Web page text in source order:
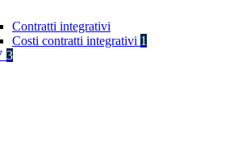
Contratti integrativi
Costi contratti integrativi 1
3